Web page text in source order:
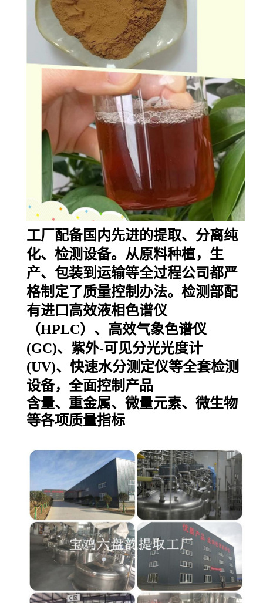
工厂配备国内先进的提取、分离纯
化、检测设备。从原料种植，生
产、包装到运输等全过程公司都严
格制定了质量控制办法。检测部配
有进口高效液相色谱仪
（HPLC）、高效气象色谱仪
(GC)、紫外-可见分光光度计
(UV)、快速水分测定仪等全套检测
设备，全面控制产品
含量、重金属、微量元素、微生物
等各项质量指标